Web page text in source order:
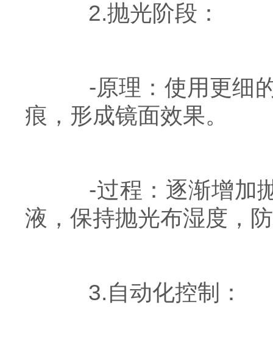
2.抛光阶段：
-原理：使用更细的
痕，形成镜面效果。
-过程：逐渐增加抛
液，保持抛光布湿度，
3.自动化控制：